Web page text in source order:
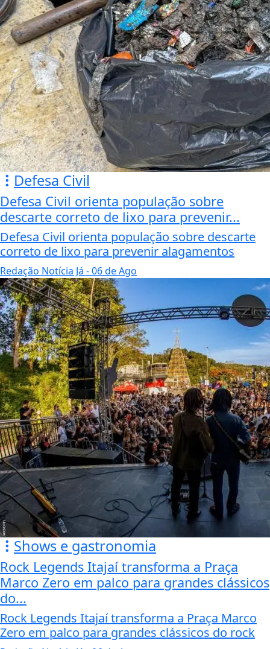
Defesa Civil
Defesa Civil orienta população sobre
descarte correto de lixo para prevenir...
Defesa Civil orienta população sobre descarte
correto de lixo para prevenir alagamentos
Redação Notícia Já - 06 de Ago
Shows e gastronomia
Rock Legends Itajaí transforma a Praça
Marco Zero em palco para grandes clássicos
do...
Rock Legends Itajaí transforma a Praça Marco
Zero em palco para grandes clássicos do rock